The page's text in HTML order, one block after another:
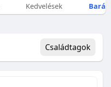
Kedvelések
Családtagok